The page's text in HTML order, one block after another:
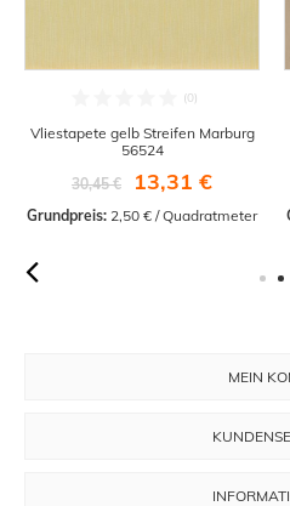
Vliestapete gelb Streifen Marburg
56524
30,45 €
13,31 €
Grundpreis: 2,50 € / Quadratmeter
MEIN